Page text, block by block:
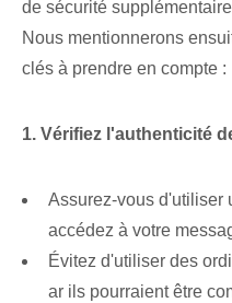
de sécurité
Nous mentionnerons
clés à prendre en compte :
1. Vérifiez l'authenticité
Assurez-vous d'utiliser
accédez à votre
Évitez d'utiliser des
ar ils pourraient être